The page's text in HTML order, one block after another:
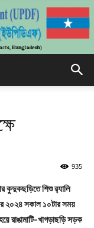
935
কুদুকছড়িতে শিশু র‌্যালি
২০২৪ সকাল ১০টার সময়
রাঙামাটি-খাগড়াছড়ি সড়ক